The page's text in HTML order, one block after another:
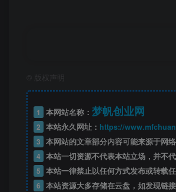
长周期测图文档.pdf
长周期潜客拉新.pdf
长周期趋势明星拉新.pdf
非标潜客拉新高购买力.pdf
版权声明
1 本网站名称： 梦帆创业网
2 本站永久网址： https://
3 本网站的文章部分内容可能来源于网
4 本站一切资源不代表本站立场，并不
5 本站一律禁止以任何方式发布或转载
6 本站资源大多存储在云盘，如发现链